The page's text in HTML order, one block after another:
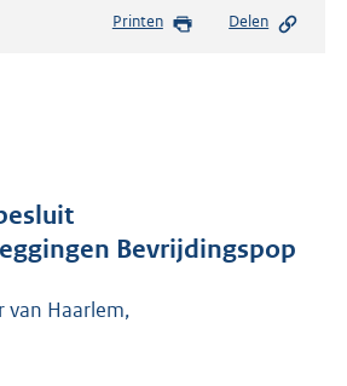
s
o
Printen Delen
Bevrijdingspop
van Haarlem,